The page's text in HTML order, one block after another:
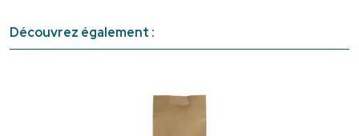
Découvrez également :